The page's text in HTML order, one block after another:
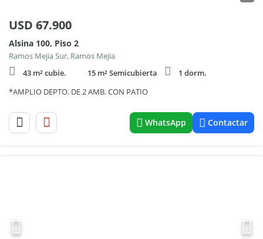
USD 67.900
Alsina 100, Piso 2
Ramos Mejia Sur, Ramos Mejia
43 m² cubie.
15 m² Semicubierta
1 dorm.
*AMPLIO DEPTO. DE 2 AMB. CON PATIO
WhatsApp Contactar